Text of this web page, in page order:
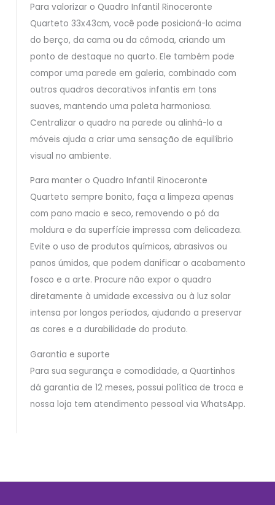
Para valorizar o Quadro Infantil Rinoceronte
Quarteto 33x43cm, você pode posicioná-lo acima
do berço, da cama ou da cômoda, criando um
ponto de destaque no quarto. Ele também pode
compor uma parede em galeria, combinado com
outros quadros decorativos infantis em tons
suaves, mantendo uma paleta harmoniosa.
Centralizar o quadro na parede ou alinhá-lo a
móveis ajuda a criar uma sensação de equilíbrio
visual no ambiente.
Para manter o Quadro Infantil Rinoceronte
Quarteto sempre bonito, faça a limpeza apenas
com pano macio e seco, removendo o pó da
moldura e da superfície impressa com delicadeza.
Evite o uso de produtos químicos, abrasivos ou
panos úmidos, que podem danificar o acabamento
fosco e a arte. Procure não expor o quadro
diretamente à umidade excessiva ou à luz solar
intensa por longos períodos, ajudando a preservar
as cores e a durabilidade do produto.
Garantia e suporte
Para sua segurança e comodidade, a Quartinhos
dá garantia de 12 meses, possui política de troca e
nossa loja tem atendimento pessoal via WhatsApp.